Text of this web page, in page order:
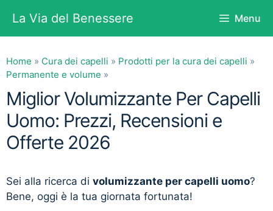
contenuto
La Via del Benessere Menu
Home » Cura dei capelli » Prodotti per la cura dei capelli »
Permanente e volume »
Miglior Volumizzante Per Capelli
Uomo: Prezzi, Recensioni e
Offerte 2026
Sei alla ricerca di volumizzante per capelli uomo?
Bene, oggi è la tua giornata fortunata!